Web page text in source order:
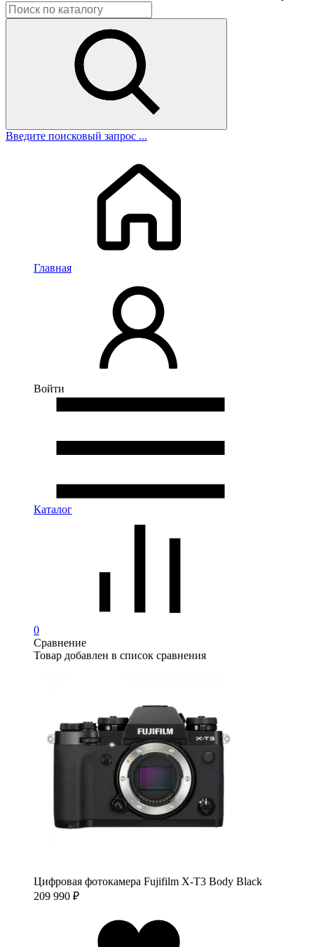
Введите поисковый запрос ...
Главная
Войти
Каталог
0
Сравнение
Товар добавлен в список сравнения
Цифровая фотокамера Fujifilm X-T3 Body Black
209 990 ₽